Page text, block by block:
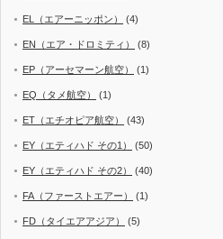
EL（エアーニッポン） (4)
EN（エア・ドロミティ） (8)
EP（アーセマーン航空） (1)
EQ（タメ航空） (1)
ET（エチオピア航空） (43)
EY（エティハド その1） (50)
EY（エティハド その2） (40)
FA（ファーストエアー） (1)
FD（タイエアアジア） (5)